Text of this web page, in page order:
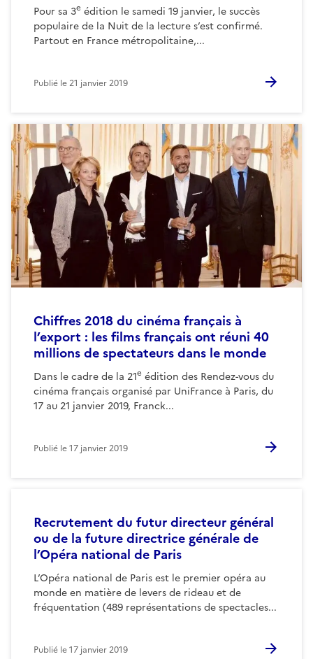
Pour sa 3e édition le samedi 19 janvier, le succès
populaire de la Nuit de la lecture s’est confirmé.
Partout en France métropolitaine,...
Publié le21 janvier 2019
Chiffres 2018 du cinéma français à
l’export : les films français ont réuni 40
millions de spectateurs dans le monde
Dans le cadre de la 21e édition des Rendez-vous du
cinéma français organisé par UniFrance à Paris, du
17 au 21 janvier 2019, Franck...
Publié le17 janvier 2019
Recrutement du futur directeur général
ou de la future directrice générale de
l’Opéra national de Paris
L’Opéra national de Paris est le premier opéra au
monde en matière de levers de rideau et de
fréquentation (489 représentations de spectacles...
Publié le17 janvier 2019